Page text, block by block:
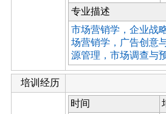
专业描述
市场营销学，企业战
场营销学，广告创意
源管理，市场调查与
培训经历
时间